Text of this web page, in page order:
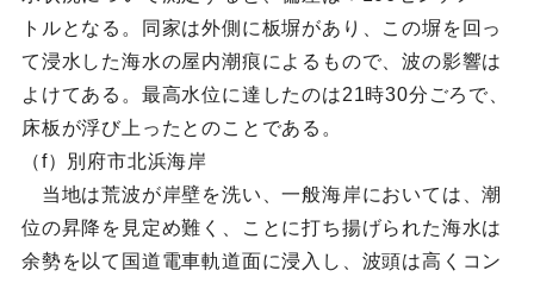
トルとなる。同家は外側に板塀があり、この塀を回っ
て浸水した海水の屋内潮痕によるもので、波の影響は
よけてある。最高水位に達したのは21時30分ごろで、
床板が浮び上ったとのことである。
（f）別府市北浜海岸
当地は荒波が岸壁を洗い、一般海岸においては、潮
位の昇降を見定め難く、ことに打ち揚げられた海水は
余勢を以て国道電車軌道面に浸入し、波頭は高くコン